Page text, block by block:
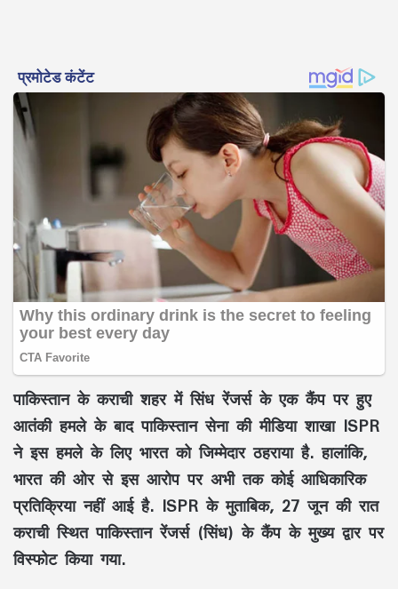
पाकिस्तान के कराची शहर में सिंध रेंजर्स के एक कैंप पर हुए
आतंकी हमले के बाद पाकिस्तान सेना की मीडिया शाखा ISPR
ने इस हमले के लिए भारत को जिम्मेदार ठहराया है. हालांकि,
भारत की ओर से इस आरोप पर अभी तक कोई आधिकारिक
प्रतिक्रिया नहीं आई है. ISPR के मुताबिक, 27 जून की रात
कराची स्थित पाकिस्तान रेंजर्स (सिंध) के कैंप के मुख्य द्वार पर
विस्फोट किया गया.